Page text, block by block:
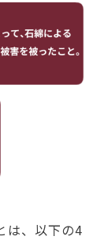
は、以下の4